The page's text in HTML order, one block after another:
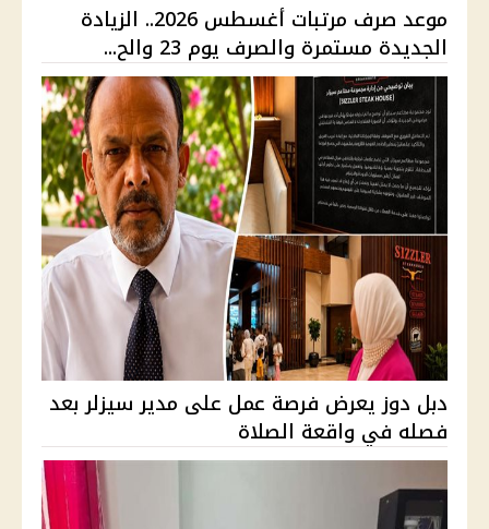
موعد صرف مرتبات أغسطس 2026.. الزيادة
الجديدة مستمرة والصرف يوم 23 والح...
دبل دوز يعرض فرصة عمل على مدير سيزلر بعد
فصله في واقعة الصلاة